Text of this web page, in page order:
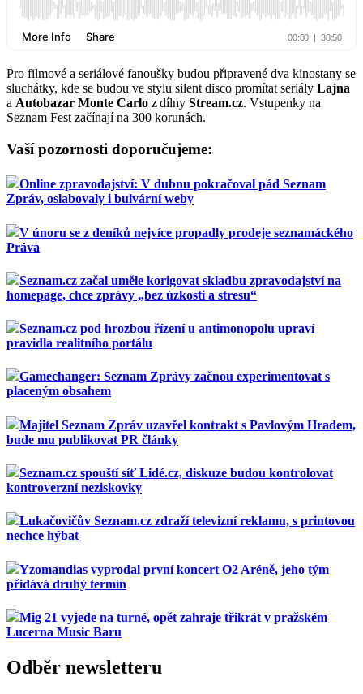
Pro filmové a seriálové fanoušky budou připravené dva kinostany se
sluchátky, kde se budou ve stylu silent disco promítat seriály Lajna
a Autobazar Monte Carlo z dílny Stream.cz. Vstupenky na
Seznam Fest začínají na 300 korunách.
Vaší pozornosti doporučujeme:
Online zpravodajství: V dubnu pokračoval pád Seznam
Zpráv, oslabovaly i bulvární weby
V únoru se z deníků nejvíce propadly prodeje seznamáckého
Práva
Seznam.cz začal uměle korigovat skladbu zpravodajství na
homepage, chce zprávy „bez úzkosti a stresu“
Seznam.cz pod hrozbou řízení u antimonopolu upraví
pravidla realitního portálu
Gamechanger: Seznam Zprávy začnou experimentovat s
placeným obsahem
Majitel Seznam Zpráv uzavřel kontrakt s Pavlovým Hradem,
bude mu publikovat PR články
Seznam.cz spouští síť Lidé.cz, diskuze budou kontrolovat
kontroverzní neziskovky
Lukačovičův Seznam.cz zdraží televizní reklamu, s printovou
nechce hýbat
Yzomandias vyprodal první koncert O2 Aréně, jeho tým
přidává druhý termín
Mig 21 vyjede na turné, opět zahraje třikrát v pražském
Lucerna Music Baru
Odběr newsletteru